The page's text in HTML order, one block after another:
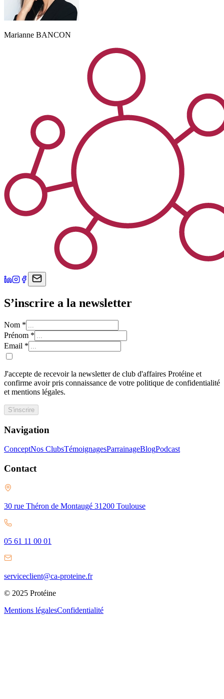
Marianne BANCON
S’inscrire a la newsletter
Nom *
Prénom *
Email *
J'accepte de recevoir la newsletter de club d'affaires Protéine et
confirme avoir pris connaissance de votre politique de confidentialité
et mentions légales.
S'inscrire
Navigation
ConceptNos ClubsTémoignagesParrainageBlogPodcast
Contact
30 rue Théron de Montaugé 31200 Toulouse
05 61 11 00 01
serviceclient@ca-proteine.fr
© 2025 Protéine
Mentions légalesConfidentialité